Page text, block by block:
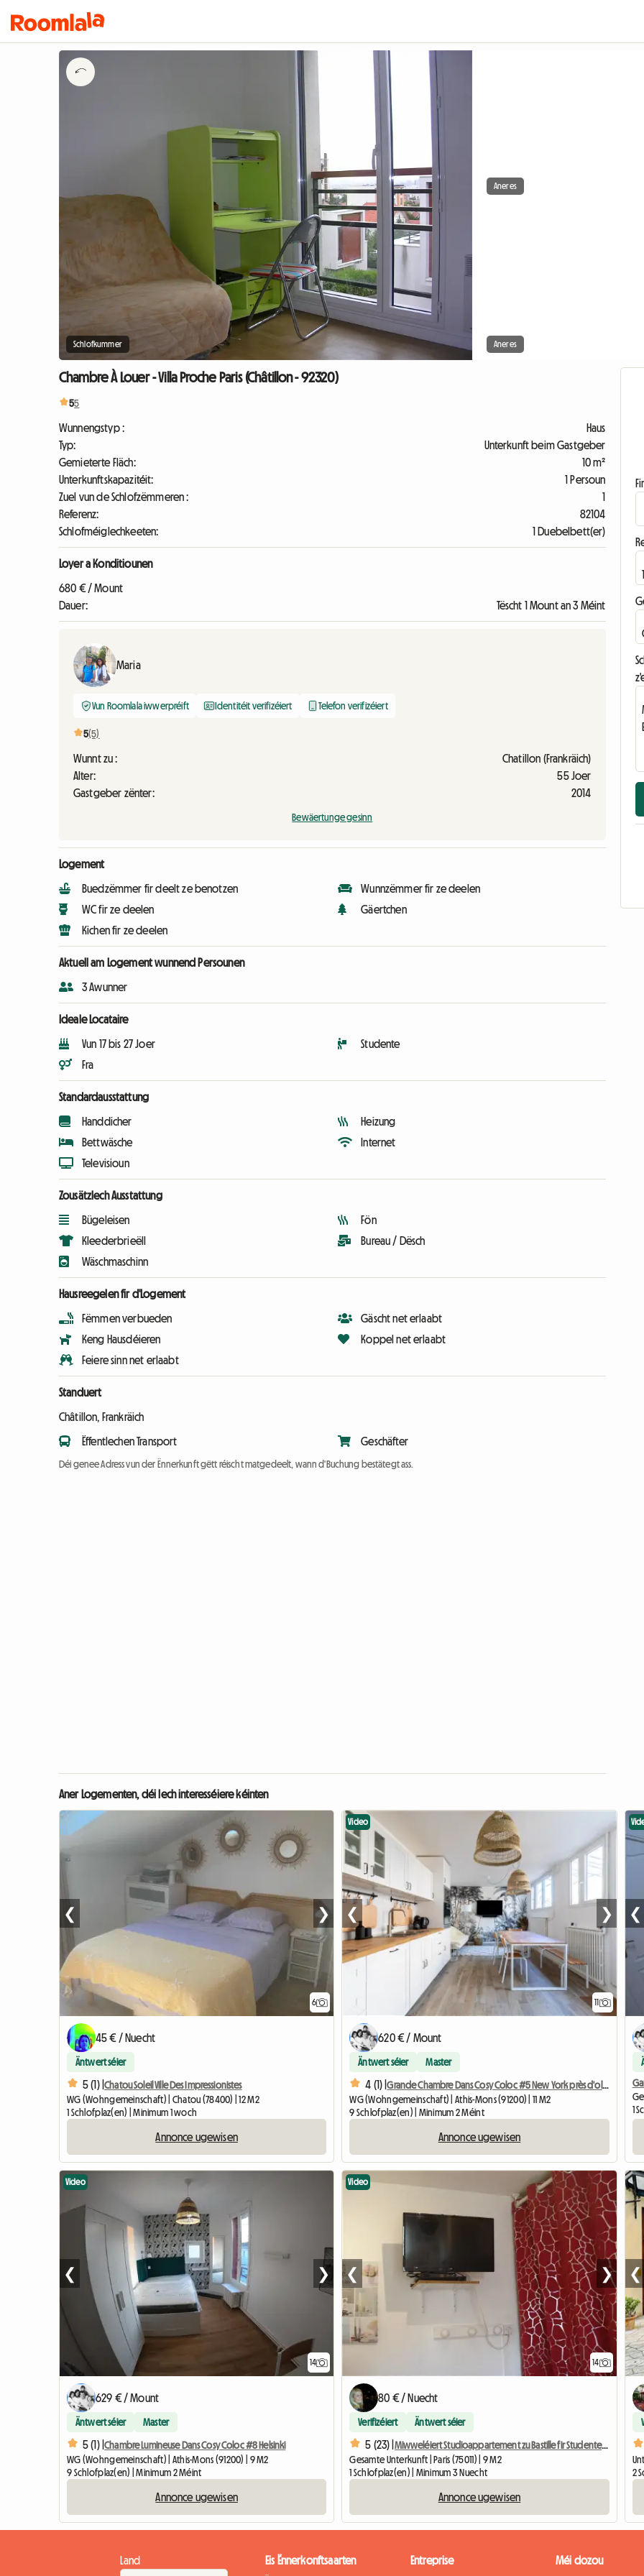
Schlofkummer
Aneres
Aneres
Chambre À Louer - Villa Proche Paris (Châtillon - 92320)
55
Wunnengstyp :
Haus
Typ:
Unterkunft beim Gastgeber
Gemieterte Fläch:
10 m²
Unterkunftskapazitéit:
1 Persoun
Zuel vun de Schlofzëmmeren :
1
Referenz:
82104
Schlofméiglechkeeten:
1 Duebelbett(er)
Loyer a Konditiounen
680 € / Mount
Dauer:
Tëscht 1 Mount an 3 Méint
Maria
Vun Roomlala iwwerpréift Identitéit verifizéiert Telefon verifizéiert
5(5)
Wunnt zu :
Chatillon (Frankräich)
Alter:
55 Joer
Gastgeber zënter:
2014
Bewäertunge gesinn
Logement
Buedzëmmer fir deelt ze benotzen
WC fir ze deelen
Kichen fir ze deelen
Wunnzëmmer fir ze deelen
Gäertchen
Aktuell am Logement wunnend Persounen
3 Awunner
Ideale Locataire
Vun 17 bis 27 Joer
Fra
Studente
Standardausstattung
Handdicher
Bettwäsche
Televisioun
Heizung
Internet
Zousätzlech Ausstattung
Bügeleisen
Kleederbrieëll
Wäschmaschinn
Fön
Bureau / Dësch
Hausreegelen fir d'Logement
Fëmmen verbueden
Keng Hausdéieren
Feiere sinn net erlaabt
Gäscht net erlaabt
Koppel net erlaabt
Standuert
Châtillon, Frankräich
Ëffentlechen Transport Geschäfter
Déi genee Adress vun der Ënnerkunft gëtt réischt matgedeelt, wann d'Buchung bestätegt ass.
Aner Logementen, déi Iech interesséiere kéinten
6
❮ ❯
45 € / Nuecht
Äntwert séier
5 (1) |Chatou Soleil Ville Des Impressionistes
WG (Wohngemeinschaft) | Chatou (78400) | 12 M2
1 Schlofplaz(en) | Minimum 1 woch
Annonce ugewisen
11
Video
❮ ❯
620 € / Mount
Äntwert séier Master
4 (1) |
Grande Chambre Dans Cosy Coloc #5 New York près d'olry
WG (Wohngemeinschaft) | Athis-Mons (91200) | 11 M2
9 Schlofplaz(en) | Minimum 2 Méint
Annonce ugewisen
❮
1
14
Video
❮ ❯
629 € / Mount
Äntwert séier Master
5 (1) |Chambre Lumineuse Dans Cosy Coloc #8 Helsinki
WG (Wohngemeinschaft) | Athis-Mons (91200) | 9 M2
9 Schlofplaz(en) | Minimum 2 Méint
Annonce ugewisen
14
Video
❮ ❯
80 € / Nuecht
Verifizéiert Äntwert séier
5 (23) |
Miwweléiert Studioappartement zu Bastille fir Studenten, Stagiairen oder Geschäftsreesender.
Gesamte Unterkunft | Paris (75011) | 9 M2
1 Schlofplaz(en) | Minimum 3 Nuecht
Annonce ugewisen
❮
2
Land Eis Ënnerkonftsaarten Entreprise Méi dozou